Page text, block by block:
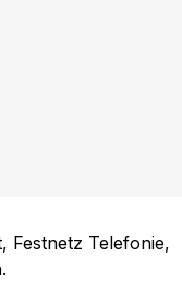
Festnetz Telefonie,